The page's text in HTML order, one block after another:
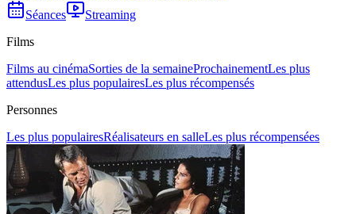
Séances
Streaming
Films
Films au cinémaSorties de la semaineProchainementLes plus
attendusLes plus populairesLes plus récompensés
Personnes
Les plus populairesRéalisateurs en salleLes plus récompensées